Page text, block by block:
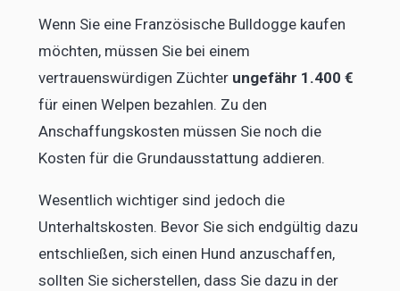
Wenn Sie eine Französische Bulldogge kaufen
möchten, müssen Sie bei einem
vertrauenswürdigen Züchter ungefähr 1.400 €
für einen Welpen bezahlen. Zu den
Anschaffungskosten müssen Sie noch die
Kosten für die Grundausstattung addieren.
Wesentlich wichtiger sind jedoch die
Unterhaltskosten. Bevor Sie sich endgültig dazu
entschließen, sich einen Hund anzuschaffen,
sollten Sie sicherstellen, dass Sie dazu in der